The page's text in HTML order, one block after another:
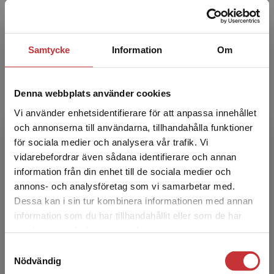
Samtycke Information Om
Denna webbplats använder cookies
Vi använder enhetsidentifierare för att anpassa innehållet
och annonserna till användarna, tillhandahålla funktioner
för sociala medier och analysera vår trafik. Vi
vidarebefordrar även sådana identifierare och annan
information från din enhet till de sociala medier och
annons- och analysföretag som vi samarbetar med.
Dessa kan i sin tur kombinera informationen med annan
information som du har tillhandahållit eller som de har
Nödvändig
Begränsad fraktregion
Det verkar som att du besöker
studentlitteratur.se via en enhet utanför Sverige.
Vi erbjuder inte leveranser utanför Sverige. För
att kunna slutföra ett köp måste
Carl Dahlström
Carl Dahlström är professor i statsvetenskap
vid Göteborgs universitet. Han är verksam vid
The Quality of Government Institute och har
varit gästfo...